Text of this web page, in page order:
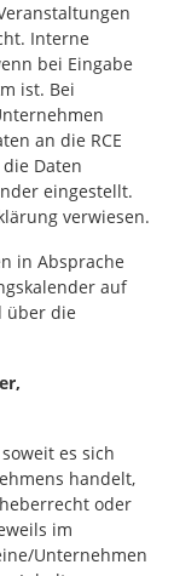
Interne
bei Eingabe
ist. Bei
an die RCE
Daten
eingestellt.
verwiesen.
in Absprache
auf
über die
es sich
handelt,
oder
im
Unternehmen